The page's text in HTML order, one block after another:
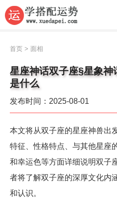
生肖运势
八字算命
面相
风水
星座
首页 > 面相
星座神话双子座§星象
是什么
发布时间：2025-08-01
本文将从双子座的星座神兽出
特征、性格特点、与其他星座
和幸运色等方面详细说明双子
者将了解双子座的深厚文化内
和认识。